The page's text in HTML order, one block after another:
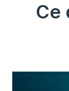
Ce